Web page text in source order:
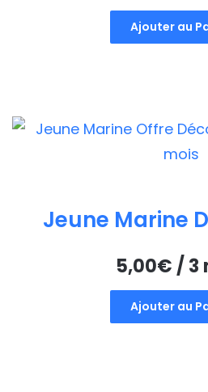
Ajouter au
Jeune Marine
5,00€ / 3
Ajouter au